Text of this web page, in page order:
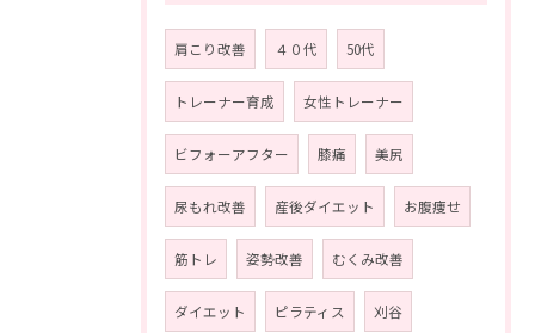
肩こり改善 ４０代 50代
トレーナー育成 女性トレーナー
ビフォーアフター 膝痛 美尻
尿もれ改善 産後ダイエット お腹痩せ
筋トレ 姿勢改善 むくみ改善
ダイエット ピラティス 刈谷